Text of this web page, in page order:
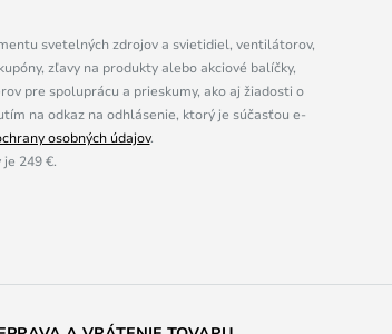
svetelných zdrojov a svietidiel, ventilátorov,
zľavy na produkty alebo akciové balíčky,
pre spoluprácu a prieskumy, ako aj žiadosti o
na odkaz na odhlásenie, ktorý je súčasťou e-
osobných údajov.
249 €.